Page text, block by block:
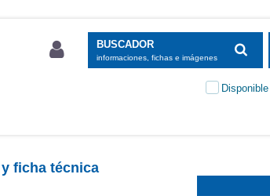
BUSCADOR
informaciones, fichas e imágenes
Disponible
ficha técnica